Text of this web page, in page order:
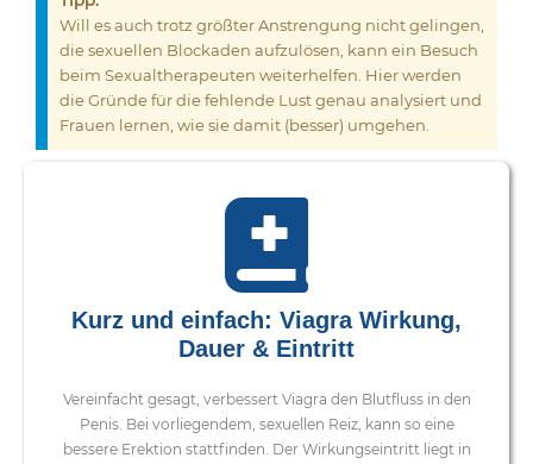
Will es auch trotz größter Anstrengung nicht gelingen,
die sexuellen Blockaden aufzulösen, kann ein Besuch
beim Sexualtherapeuten weiterhelfen. Hier werden
die Gründe für die fehlende Lust genau analysiert und
Frauen lernen, wie sie damit (besser) umgehen.
Kurz und einfach: Viagra Wirkung,
Dauer & Eintritt
Vereinfacht gesagt, verbessert Viagra den Blutfluss in den
Penis. Bei vorliegendem, sexuellen Reiz, kann so eine
bessere Erektion stattfinden. Der Wirkungseintritt liegt in